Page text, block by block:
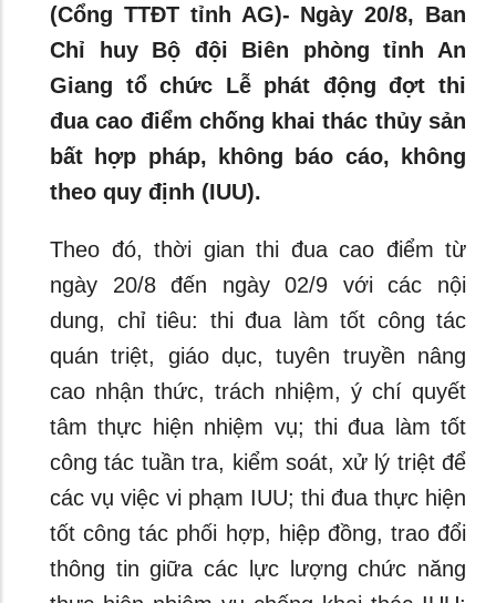
(Cổng TTĐT tỉnh AG)- Ngày 20/8, Ban
Chỉ huy Bộ đội Biên phòng tỉnh An
Giang tổ chức Lễ phát động đợt thi
đua cao điểm chống khai thác thủy sản
bất hợp pháp, không báo cáo, không
theo quy định (IUU).
Theo đó, thời gian thi đua cao điểm từ
ngày 20/8 đến ngày 02/9 với các nội
dung, chỉ tiêu: thi đua làm tốt công tác
quán triệt, giáo dục, tuyên truyền nâng
cao nhận thức, trách nhiệm, ý chí quyết
tâm thực hiện nhiệm vụ; thi đua làm tốt
công tác tuần tra, kiểm soát, xử lý triệt để
các vụ việc vi phạm IUU; thi đua thực hiện
tốt công tác phối hợp, hiệp đồng, trao đổi
thông tin giữa các lực lượng chức năng